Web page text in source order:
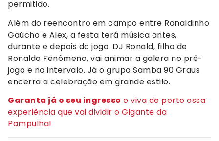
permitido.
Além do reencontro em campo entre Ronaldinho
Gaúcho e Alex, a festa terá música antes,
durante e depois do jogo. DJ Ronald, filho de
Ronaldo Fenômeno, vai animar a galera no pré-
jogo e no intervalo. Já o grupo Samba 90 Graus
encerra a celebração em grande estilo.
Garanta já o seu ingresso e viva de perto essa
experiência que vai dividir o Gigante da
Pampulha!